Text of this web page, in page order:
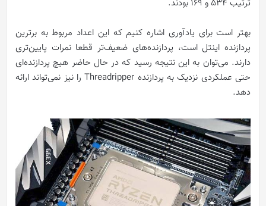
ترتیب 534 و 169 بودند.
بهتر است برای یادآوری اشاره کنیم که این اعداد مربوط به برترین
پردازنده اینتل است، پردازنده‌های ضعیف‌تر قطعا نمرات پایین‌تری
دارند. می‌توان به این نتیجه رسید که در حال حاضر هیچ پردازنده‌ای
حتی عملکردی نزدیک به پردازنده‌ Threadripper را نیز نمی‌تواند ارائه
دهد.